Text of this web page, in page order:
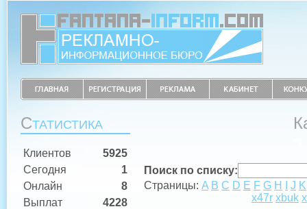
СТАТИСТИКА
Клиентов
5925
Сегодня
1
Онлайн
8
Выплат
4228
Поиск по списку:
Страницы: A B C D E F G H J K
x47r xbuk